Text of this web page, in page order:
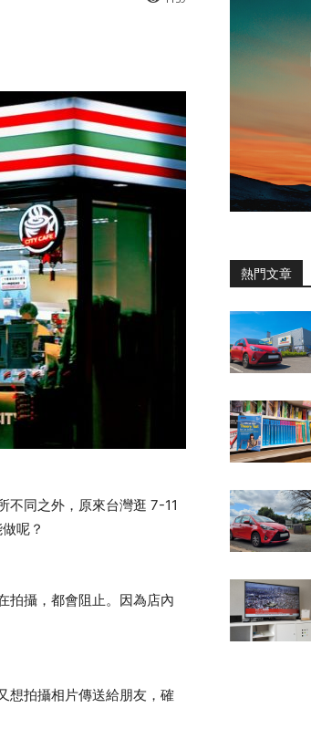
不同之外，原來台灣逛 7-11
呢？
拍攝，都會阻止。因為店內
想拍攝相片傳送給朋友，確
熱門文章